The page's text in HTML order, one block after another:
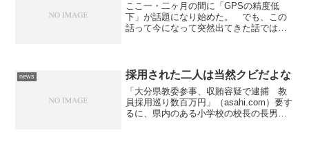
ここ一・二ヶ月の間に「GPSの精度低
下」が話題になり始めた。 でも、この
話って今になって突然出てきた話ではな
原因は、アメリカの財政...
news 採用された二人は当然クビだよな
「大分県教委参事、収賄容疑で逮捕 教
員採用巡り数百万円」（asahi.com）要す
るに、県内のある小学校の校長の長男と